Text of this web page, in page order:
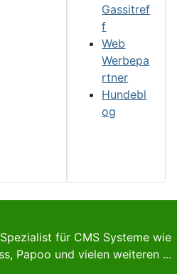
Gassitref
f
Web
Werbepa
rtner
Hundebl
og
für CMS Systeme wie
Papoo und vielen weiteren ...